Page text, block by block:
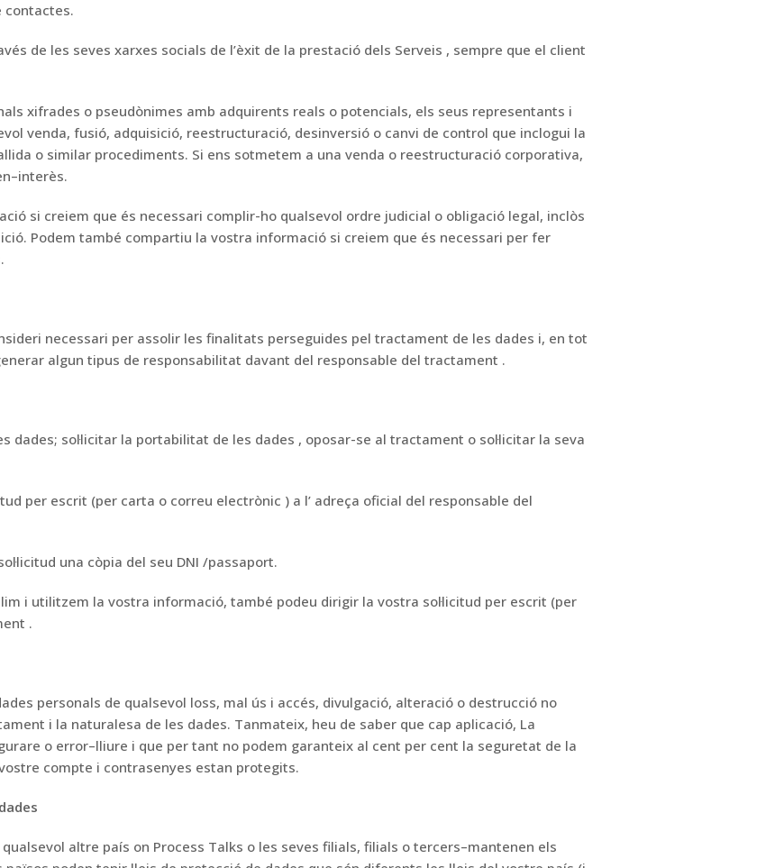
contactes.
de les seves xarxes socials de l’èxit de la prestació dels Serveis , sempre que el client
xifrades o pseudònimes amb adquirents reals o potencials, els seus representants i
venda, fusió, adquisició, reestructuració, desinversió o canvi de control que inclogui la
o similar procediments. Si ens sotmetem a una venda o reestructuració corporativa,
–interès.
si creiem que és necessari complir-ho qualsevol ordre judicial o obligació legal, inclòs
Podem també compartiu la vostra informació si creiem que és necessari per fer
necessari per assolir les finalitats perseguides pel tractament de les dades i, en tot
algun tipus de responsabilitat davant del responsable del tractament .
dades; sol·licitar la portabilitat de les dades , oposar-se al tractament o sol·licitar la seva
per escrit (per carta o correu electrònic ) a l’ adreça oficial del responsable del
una còpia del seu DNI /passaport.
i utilitzem la vostra informació, també podeu dirigir la vostra sol·licitud per escrit (per
.
personals de qualsevol loss, mal ús i accés, divulgació, alteració o destrucció no
i la naturalesa de les dades. Tanmateix, heu de saber que cap aplicació, La
re o error–lliure i que per tant no podem garanteix al cent per cent la seguretat de la
compte i contrasenyes estan protegits.
altre país on Process Talks o les seves filials, filials o tercers–mantenen els